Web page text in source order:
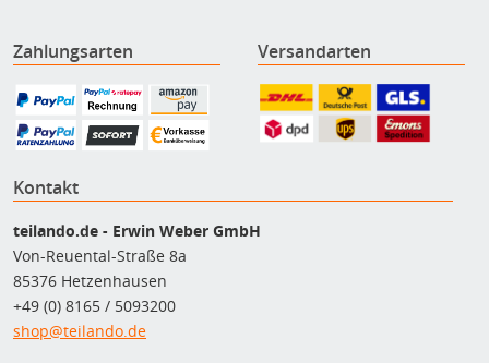
Zahlungsarten Versandarten
Kontakt
teilando.de - Erwin Weber GmbH
Von-Reuental-Straße 8a
85376 Hetzenhausen
+49 (0) 8165 / 5093200
shop@teilando.de